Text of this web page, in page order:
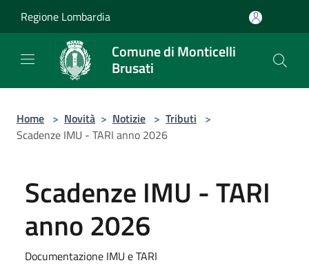
Regione Lombardia
Comune di Monticelli
Brusati
Home > Novità > Notizie > Tributi >
Scadenze IMU - TARI anno 2026
Scadenze IMU - TARI
anno 2026
Documentazione IMU e TARI